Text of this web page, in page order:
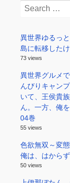
Search
異世界ゆるっ
島に転移した
73 views
異世界グルメ
んびりキャン
いて、王侯貴
ん。一方、俺
04巻
55 views
色欲無双～変
俺は、はから
50 views